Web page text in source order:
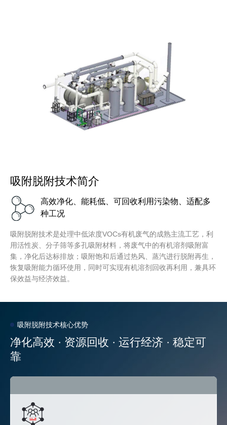
吸附脱附技术简介
高效净化、能耗低、可回收利用污染物、适配多
种工况
吸附脱附技术是处理中低浓度VOCs有机废气的成熟主流工艺，利
用活性炭、分子筛等多孔吸附材料，将废气中的有机溶剂吸附富
集，净化后达标排放；吸附饱和后通过热风、蒸汽进行脱附再生，
恢复吸附能力循环使用，同时可实现有机溶剂回收再利用，兼具环
保效益与经济效益。
吸附脱附技术核心优势
净化高效 · 资源回收 · 运行经济 · 稳定可
靠